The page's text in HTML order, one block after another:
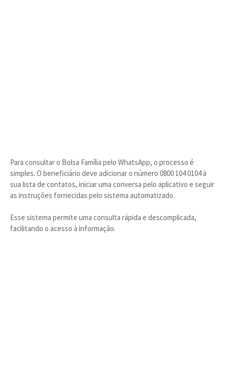
Para consultar o Bolsa Família pelo WhatsApp, o processo é
simples. O beneficiário deve adicionar o número 0800 104 0104 à
sua lista de contatos, iniciar uma conversa pelo aplicativo e seguir
as instruções fornecidas pelo sistema automatizado.
Esse sistema permite uma consulta rápida e descomplicada,
facilitando o acesso à informação.